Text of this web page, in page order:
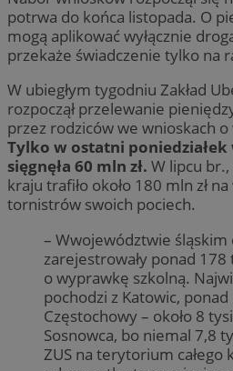
potrwa do końca listopada. O
mogą aplikować wyłącznie
przekaże świadczenie tylko na
W ubiegłym tygodniu Zakład
rozpoczął przelewanie
przez rodziców we wnioskach
Tylko w ostatni
sięgnęła 60 mln zł. W lipcu br.,
kraju trafiło około 180 mln zł
tornistrów swoich pociech.
– Wwojewództwie śląskim
zarejestrowały ponad
o wyprawkę szkolną.
pochodzi z Katowic, ponad
Częstochowy – około 8
Sosnowca, bo niemal 7,8
ZUS na terytorium całego